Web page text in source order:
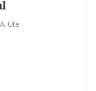
Ute
sobre la empresa.